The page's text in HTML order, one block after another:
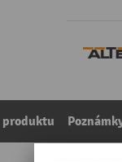
produktu